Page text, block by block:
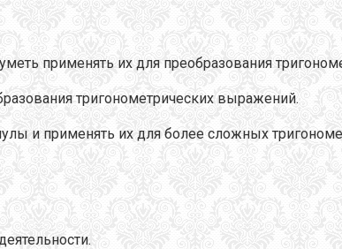
применять их для преобразования
тригонометрических выражений.
и применять их для более сложных